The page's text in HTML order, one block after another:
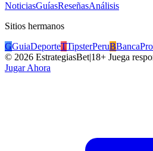
NoticiasGuíasReseñasAnálisis
Sitios hermanos
GGuiaDeporteTTipsterPeruBBancaPro
© 2026 EstrategiasBet|18+ Juega
Jugar Ahora